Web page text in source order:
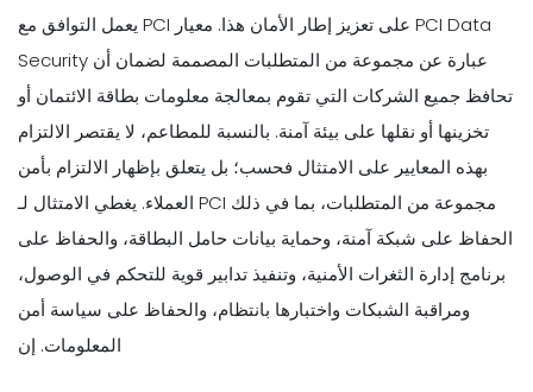
يعمل التوافق مع PCI على تعزيز إطار الأمان هذا. معيار PCI Data
Security عبارة عن مجموعة من المتطلبات المصممة لضمان أن
تحافظ جميع الشركات التي تقوم بمعالجة معلومات بطاقة الائتمان أو
تخزينها أو نقلها على بيئة آمنة. بالنسبة للمطاعم، لا يقتصر الالتزام
بهذه المعايير على الامتثال فحسب؛ بل يتعلق بإظهار الالتزام بأمن
العملاء. يغطي الامتثال لـ PCI مجموعة من المتطلبات، بما في ذلك
الحفاظ على شبكة آمنة، وحماية بيانات حامل البطاقة، والحفاظ على
برنامج إدارة الثغرات الأمنية، وتنفيذ تدابير قوية للتحكم في الوصول،
ومراقبة الشبكات واختبارها بانتظام، والحفاظ على سياسة أمن
المعلومات. إن